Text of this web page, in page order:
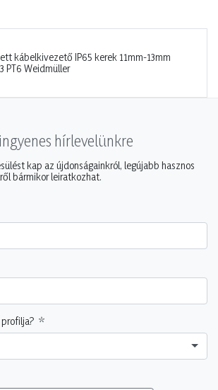
kábelkivezető IP65 kerek 11mm-13mm
PT6 Weidmüller
hírlevelünkre
kap az újdonságainkról, legújabb hasznos
bármikor leiratkozhat.